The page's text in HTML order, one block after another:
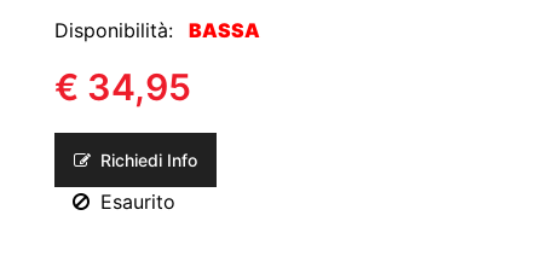
Disponibilità: BASSA
€ 34,95
Richiedi Info
Esaurito